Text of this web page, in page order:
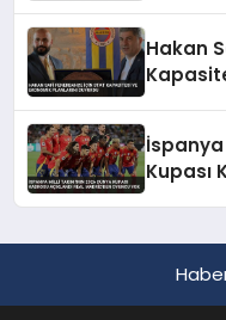
Hakan
İspanya
Kupası